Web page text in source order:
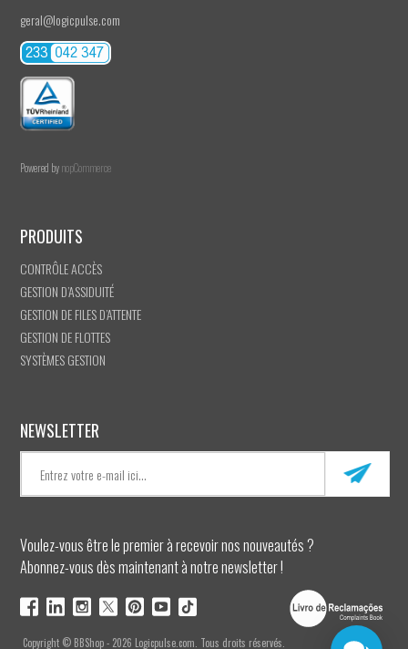
geral@logicpulse.com
Powered bynopCommerce
PRODUITS
CONTRÔLE ACCÈS
GESTION D’ASSIDUITÉ
GESTION DE FILES D’ATTENTE
GESTION DE FLOTTES
SYSTÈMES GESTION
NEWSLETTER
Voulez-vous être le premier à recevoir nos nouveautés ?
Abonnez-vous dès maintenant à notre newsletter !
Copyright © BBShop - 2026 Logicpulse.com. Tous droits réservés.